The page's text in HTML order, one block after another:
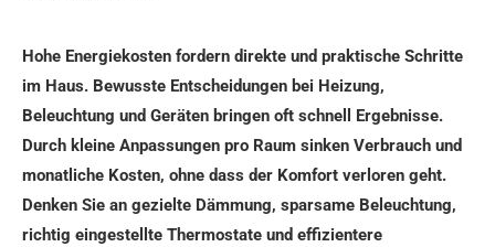
Hohe Energiekosten fordern direkte und praktische Schritte
im Haus. Bewusste Entscheidungen bei Heizung,
Beleuchtung und Geräten bringen oft schnell Ergebnisse.
Durch kleine Anpassungen pro Raum sinken Verbrauch und
monatliche Kosten, ohne dass der Komfort verloren geht.
Denken Sie an gezielte Dämmung, sparsame Beleuchtung,
richtig eingestellte Thermostate und effizientere